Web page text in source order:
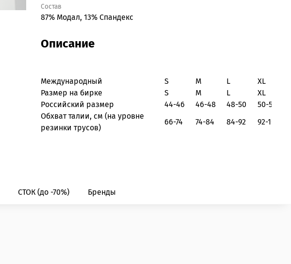
Состав
87% Модал, 13% Спандекс
Описание
Международный S M L
XL
Размер на бирке
S M L
XL
Российский размер
44-46 46-48 48-50
50-52
Обхват талии, см(на уровне
резинки трусов)
66-74 74-84 84-92 92-100
СТОК (до -70%) Бренды